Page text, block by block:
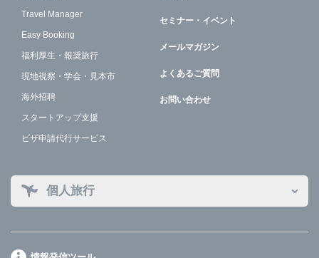
Travel Manager
Easy Booking
福利厚生・報奨旅行
現地視察・学会・見本市
海外招聘
スタートアップ支援
ビザ申請代行サービス
セミナー・イベント
メールマガジン
よくあるご質問
お問い合わせ
個人旅行